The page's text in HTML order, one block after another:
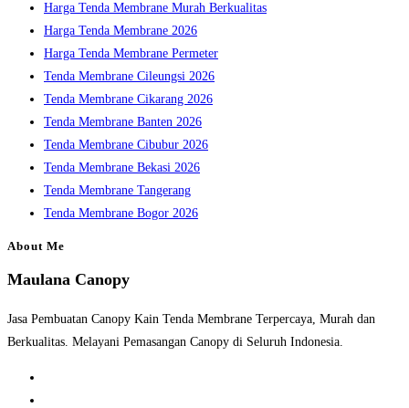
panel.
Harga Tenda Membrane Murah Berkualitas
Harga Tenda Membrane 2026
Harga Tenda Membrane Permeter
Tenda Membrane Cileungsi 2026
Tenda Membrane Cikarang 2026
Tenda Membrane Banten 2026
Tenda Membrane Cibubur 2026
Tenda Membrane Bekasi 2026
Tenda Membrane Tangerang
Tenda Membrane Bogor 2026
About Me
Maulana Canopy
Jasa Pembuatan Canopy Kain Tenda Membrane Terpercaya, Murah dan
Berkualitas. Melayani Pemasangan Canopy di Seluruh Indonesia.